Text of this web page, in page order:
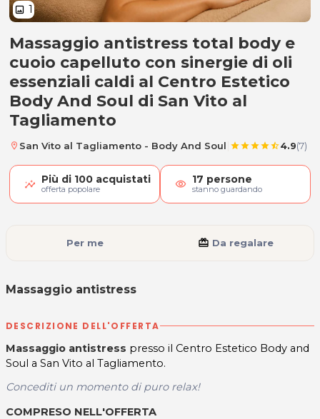
image 1
Massaggio antistress
Massaggio antistress total body e
cuoio capelluto con sinergie di oli
essenziali caldi al Centro Estetico
Body And Soul di San Vito al
Tagliamento
location_on San Vito al Tagliamento - Body And Soul starstarstarstarstar_half4.9(7)
Più di 100 acquistati
offerta popolare visibility 17 persone
stanno guardando
Massaggio antistress
Per me card_giftcard Da regalare
DESCRIZIONE DELL'OFFERTA
Massaggio antistress presso il Centro Estetico Body and
Soul a San Vito al Tagliamento.
Concediti un momento di puro relax!
COMPRESO NELL'OFFERTA